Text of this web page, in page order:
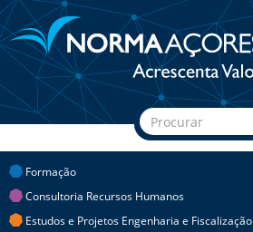
Formação
Consultoria Recursos Humanos
Estudos e Projetos Engenharia e Fiscalização